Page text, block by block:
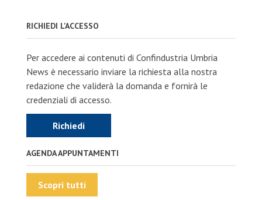
RICHIEDI L'ACCESSO
Per accedere ai contenuti di Confindustria Umbria
News è necessario inviare la richiesta alla nostra
redazione che validerà la domanda e fornirà le
credenziali di accesso.
Richiedi
AGENDA APPUNTAMENTI
Scopri tutti